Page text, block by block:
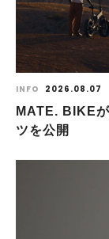
INFO 2026.08.07
MATE. BIKE
ツを公開